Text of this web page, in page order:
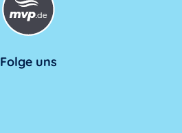
Folge uns